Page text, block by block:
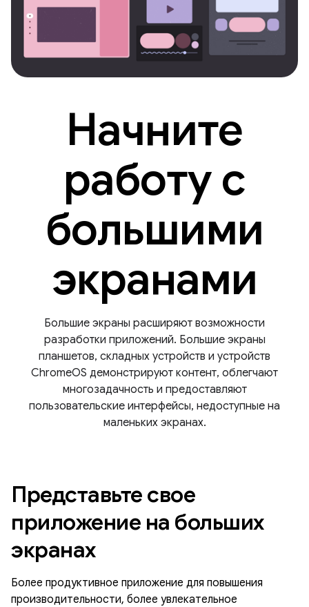
Начните
работу с
большими
экранами
Большие экраны расширяют возможности
разработки приложений. Большие экраны
планшетов, складных устройств и устройств
ChromeOS демонстрируют контент, облегчают
многозадачность и предоставляют
пользовательские интерфейсы, недоступные на
маленьких экранах.
Представьте свое
приложение на больших
экранах
Более продуктивное приложение для повышения
производительности, более увлекательное